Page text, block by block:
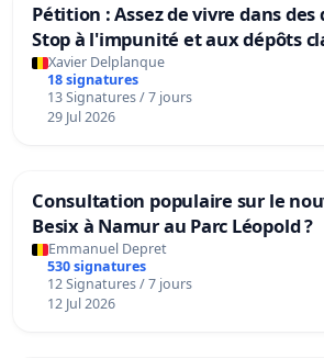
Pétition : Assez de vivre dans des
Stop à l'impunité et aux dépôts
Charleroi
Xavier Delplanque
18 signatures
13 Signatures / 7 jours
29 Jul 2026
Consultation populaire sur le
Besix à Namur au Parc Léopold ?
Emmanuel Depret
530 signatures
12 Signatures / 7 jours
12 Jul 2026